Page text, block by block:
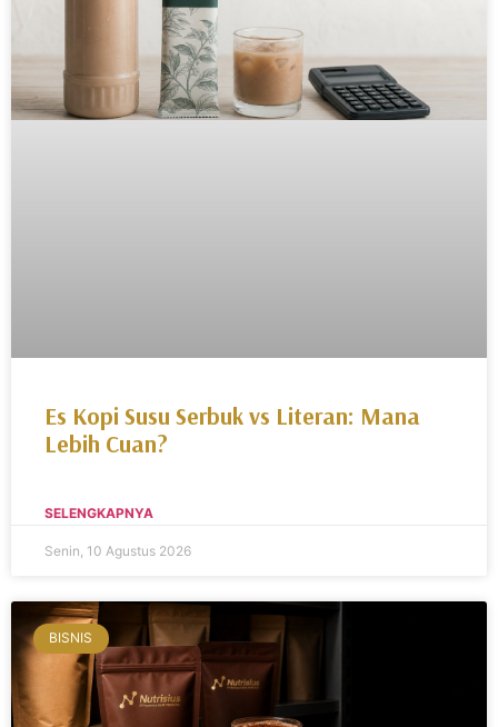
Es Kopi Susu Serbuk vs Literan: Mana
Lebih Cuan?
SELENGKAPNYA
Senin, 10 Agustus 2026
BISNIS